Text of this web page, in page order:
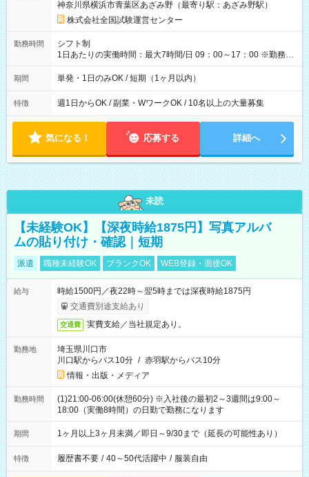
×8時間＝日収10,400円＋交通費 ※当日の役割により時給＋100
円の場合あり ・国家試験 7:00～13:30（休憩なし） 時給1,300
円（役割手当＋100円）×6時間＝日収8,400円＋交通費 【試用期
間】試用期間なし
神奈川県横浜市青葉区あざみ野（最寄り駅：あざみ野駅）
株式会社全国試験運営センター
勤務時間
シフト制
1日あたりの実働時間：最大7時間/日 09：00～17：00 ※勤務時
間は 試験により異なります。
期間 単発・1日のみOK / 短期（1ヶ月以内）
特徴 週1日からOK / 副業・WワークOK / 10名以上の大量募集
気になる！ 応募する 詳細へ
未読
【未経験OK】【深夜時給1875円】写真アルバ
ムの貼り付け・確認｜短期
派遣 職種未経験OK ブランクOK WEB登録・面接OK
給与
時給1500円／夜22時～翌5時までは深夜時給1875円
交通費別途支給あり
交通費 実費支給／当社規定あり。
勤務地
埼玉県川口市
川口駅からバス10分 / 赤羽駅からバス10分
情報・出版・メディア
勤務時間
(1)21:00-06:00(休憩60分) ※入社後の最初2～3週間は9:00～
18:00（実働8時間）の日勤で勤務になります
期間 1ヶ月以上3ヶ月未満／即日～9/30まで（延長の可能性あり）
特徴 履歴書不要 / 40～50代活躍中 / 服装自由